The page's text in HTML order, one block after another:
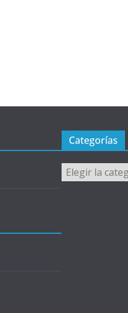
Categorías
Categorías